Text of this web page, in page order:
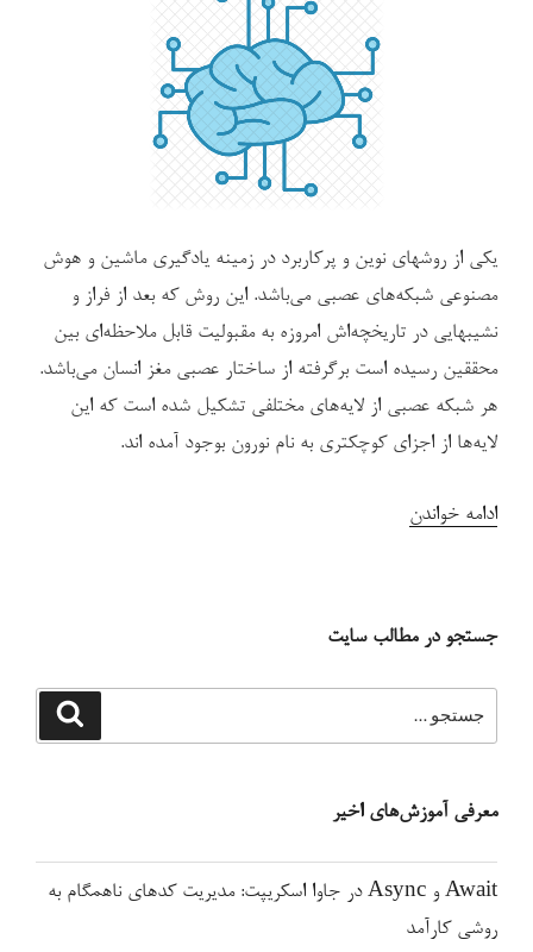
پشتیبانی
یکی از روشهای نوین و پرکاربرد در زمینه یادگیری ماشین و هوش
مصنوعی شبکه‌های عصبی می‌باشد. این روش که بعد از فراز و
نشیبهایی در تاریخچه‌اش امروزه به مقبولیت قابل ملاحظه‌ای بین
محققین رسیده است برگرفته از ساختار عصبی مغز انسان می‌باشد.
هر شبکه عصبی از لایه‌های مختلفی تشکیل شده است که این
لایه‌ها از اجزای کوچکتری به نام نورون بوجود آمده اند.
ادامه خواندن
عصبی
جستجو در مطالب سایت
برای
جستجو
معرفی آموزش‌های اخیر
Await و Async در جاوا اسکریپت: مدیریت کدهای ناهمگام به
روشی کارآمد